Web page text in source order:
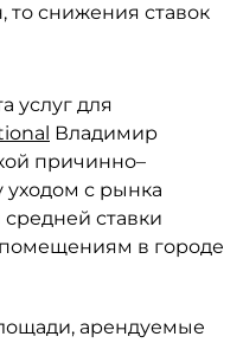
то снижения ставок
услуг для
Владимир
причинно–
уходом с рынка
ставки
в городе
арендуемые